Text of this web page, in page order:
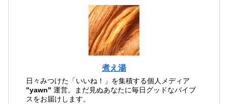
煮え湯
日々みつけた「いいね！」を集積する個人メディア
"yawn" 運営。まだ見ぬあなたに毎日グッドなバイブ
スをお届けします。